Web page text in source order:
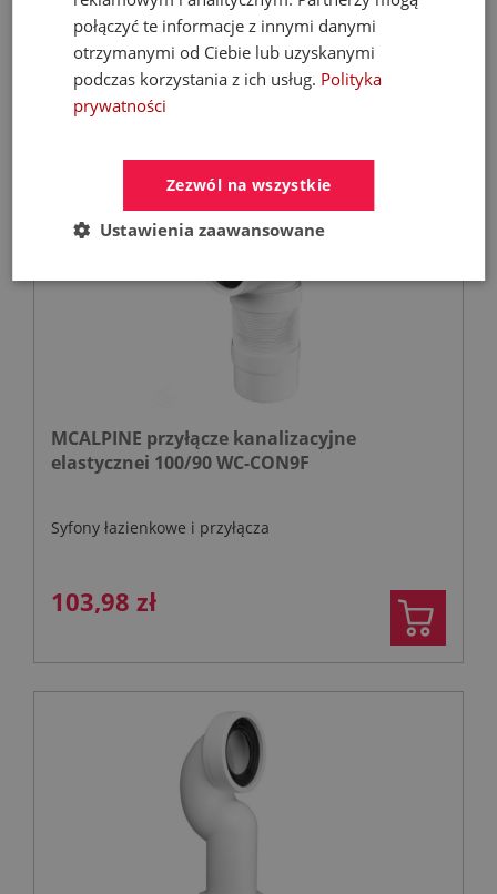
Syfony łazienkowe i przyłącza
17,44 zł
MCALPINE przyłącze kanalizacyjne
elastycznei 100/90 WC-CON9F
Syfony łazienkowe i przyłącza
103,98 zł
połączyć te informacje z innymi danymi
otrzymanymi od Ciebie lub uzyskanymi
podczas korzystania z ich usług. Polityka
prywatności
Zezwól na wszystkie
Ustawienia zaawansowane